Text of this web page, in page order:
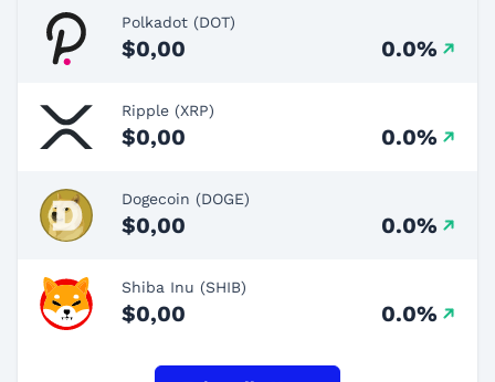
Polkadot (DOT)
$0,00 0.0%
Ripple (XRP)
$0,00 0.0%
Dogecoin (DOGE)
$0,00 0.0%
Shiba Inu (SHIB)
$0,00 0.0%